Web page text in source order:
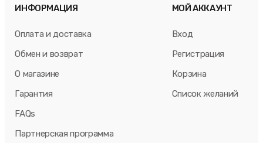
ИНФОРМАЦИЯ
Оплата и доставка
Обмен и возврат
О магазине
Гарантия
FAQs
Партнерская программа
МОЙ АККАУНТ
Вход
Регистрация
Корзина
Список желаний